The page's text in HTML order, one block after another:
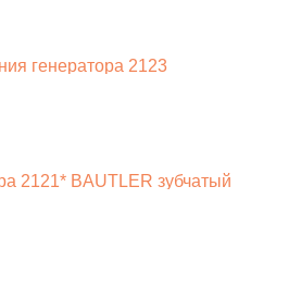
генератора 2123
2121* BAUTLER зубчатый